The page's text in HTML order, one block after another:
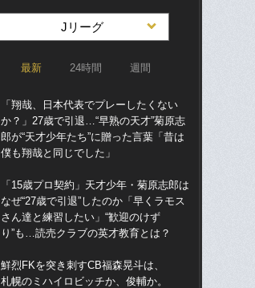
Jリーグ
最新 24時間 週間
「翔哉、日本代表でプレーしたくない
か？」27歳で引退…“早熟の天才”菊原志
郎が“天才少年たち”に贈った言葉「昔は
僕も翔哉と同じでした」
「15歳プロ契約」天才少年・菊原志郎は
なぜ“27歳で引退”したのか「早くラモス
さん達と練習したい」“歓迎のけず
り”も…読売クラブの英才教育とは？
鮮烈FKを突き刺すCB福森晃斗は、
札幌のミハイロビッチか、俊輔か。